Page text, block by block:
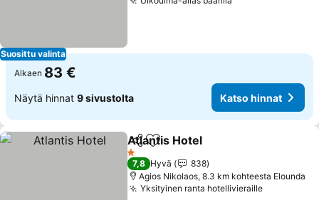
Suosittu valinta
Alkaen 83 €
Näytä hinnat 9 sivustolta Katso hinnat
Jaa Lisää suosikkeihin
Atlantis Hotel
1 Tähtiluokitus
7,8 Hyvä
838
Agios Nikolaos, 8.3 km kohteesta Elounda
Yksityinen ranta hotellivieraille